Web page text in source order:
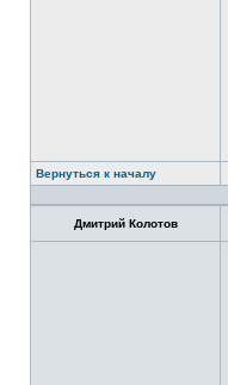
Вернуться к началу
Дмитрий Колотов